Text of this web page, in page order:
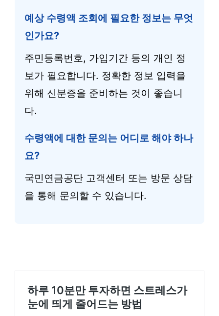
예상 수령액 조회에 필요한 정보는 무엇
인가요?
주민등록번호, 가입기간 등의 개인 정
보가 필요합니다. 정확한 정보 입력을
위해 신분증을 준비하는 것이 좋습니
다.
수령액에 대한 문의는 어디로 해야 하나
요?
국민연금공단 고객센터 또는 방문 상담
을 통해 문의할 수 있습니다.